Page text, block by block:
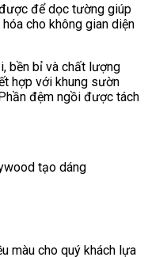
để dọc tường giúp
cho không gian diện
bền bỉ và chất lượng
hợp với khung sườn
đệm ngồi được tách
tạo dáng
màu cho quý khách lựa